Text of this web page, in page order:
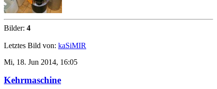
Bilder: 4
Letztes Bild von: kaSiMIR
Mi, 18. Jun 2014, 16:05
Kehrmaschine